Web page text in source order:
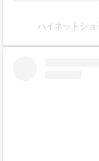
ハイネットシ